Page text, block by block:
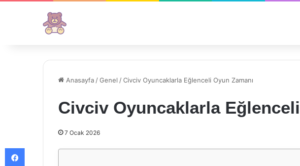
Anasayfa /Genel /Civciv Oyuncaklarla Eğlenceli Oyun Zamanı
Civciv Oyuncaklarla Eğlenceli
7 Ocak 2026
Facebook